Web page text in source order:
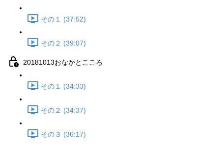
その１ (37:52)
その２ (39:07)
20181013おなかとこころ
その１ (34:33)
その２ (34:37)
その３ (36:17)